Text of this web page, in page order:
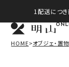
1配送につ
HOME オブジェ・置物